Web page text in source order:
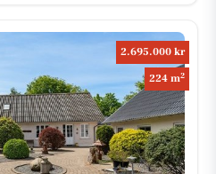
2.695.000 kr
224 m2